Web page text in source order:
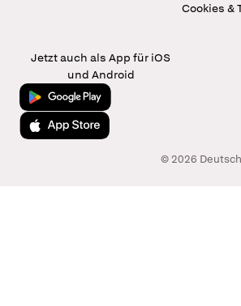
Cookies &
Jetzt auch als App für iOS
und Android
Jetzt bei Google Play
Laden im App Store
© 2026